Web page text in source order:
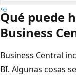
Qué puede
Business
Business Central
BI. Algunas cosas